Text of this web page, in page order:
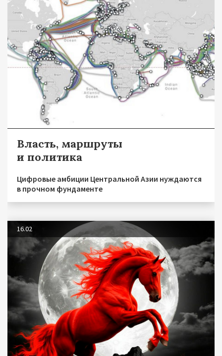
Власть, маршруты
и политика
Цифровые амбиции Центральной Азии нуждаются
в прочном фундаменте
16.02